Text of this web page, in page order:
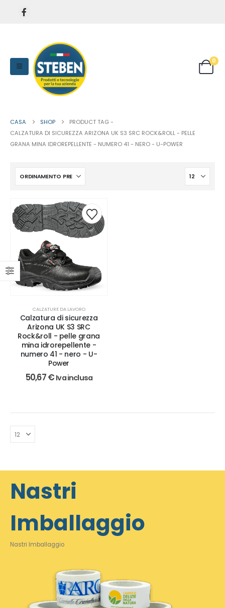
0
CASA SHOP
PRODUCT TAG -
CALZATURA DI SICUREZZA ARIZONA UK S3 SRC ROCK&ROLL - PELLE
GRANA MINA IDROREPELLENTE - NUMERO 41 - NERO - U-POWER
CALZATURE DA LAVORO
Calzatura di sicurezza
Arizona UK S3 SRC
Rock&roll - pelle grana
mina idrorepellente -
numero 41 - nero - U-
Power
50,67€ Iva inclusa
Nastri
Imballaggio
Nastri Imballaggio